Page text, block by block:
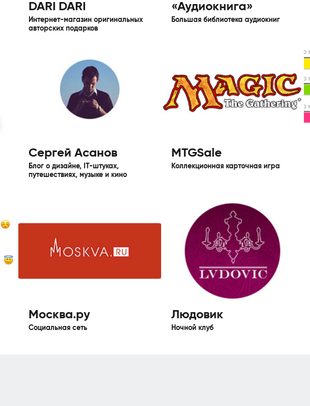
DARI DARI
Интернет-магазин оригинальных
авторских подарков
«Аудиокнига»
Большая библиотека аудиокниг
Сергей Асанов
Блог о дизайне, IT-штуках,
путешествиях, музыке и кино
MTGSale
Коллекционная карточная игра
Москва.ру
Социальная сеть
Людовик
Ночной клуб